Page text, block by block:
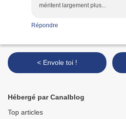
méritent largement plus...
Répondre
< Envole toi !
Hébergé par Canalblog
Top articles